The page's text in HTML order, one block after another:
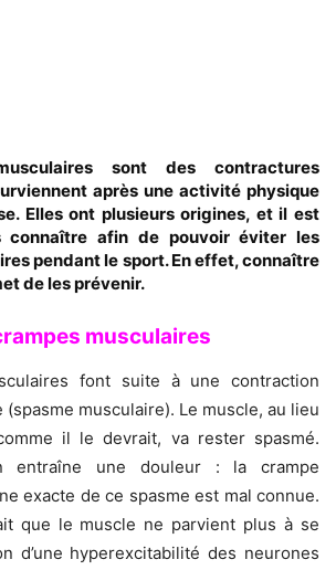
sont des contractures
après une activité physique
Elles ont plusieurs origines, et il est
connaître afin de pouvoir éviter les
pendant le sport. En effet, connaître
de les prévenir.
musculaires
font suite à une contraction
musculaire). Le muscle, au lieu
il le devrait, va rester spasmé.
entraîne une douleur : la crampe
exacte de ce spasme est mal connue.
que le muscle ne parvient plus à se
d’une hyperexcitabilité des neurones